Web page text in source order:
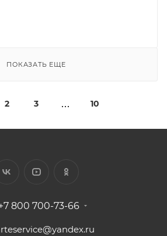
ПОКАЗАТЬ ЕЩЕ
2 3 10
800 700-73-66